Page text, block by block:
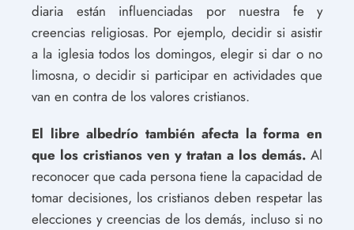
diaria están influenciadas por nuestra fe y
creencias religiosas. Por ejemplo, decidir si asistir
a la iglesia todos los domingos, elegir si dar o no
limosna, o decidir si participar en actividades que
van en contra de los valores cristianos.
El libre albedrío también afecta la forma en
que los cristianos ven y tratan a los demás. Al
reconocer que cada persona tiene la capacidad de
tomar decisiones, los cristianos deben respetar las
elecciones y creencias de los demás, incluso si no